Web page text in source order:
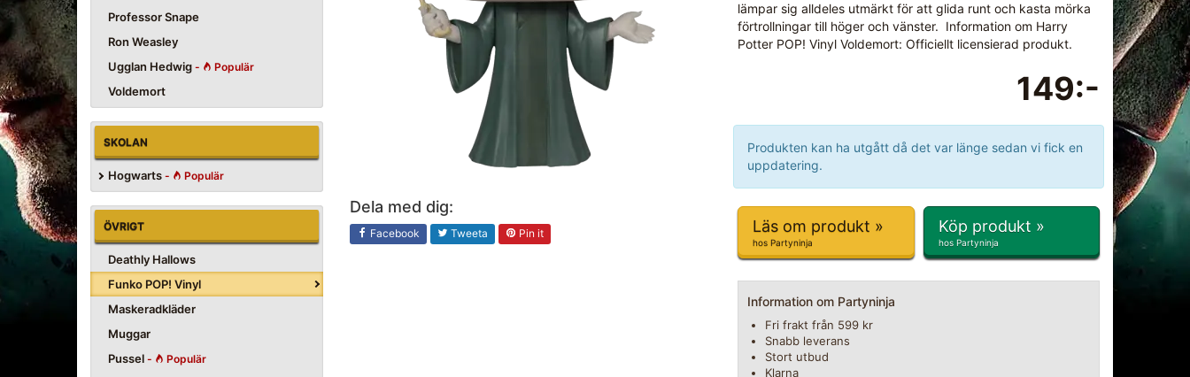
Professor Snape
Ron Weasley
Ugglan Hedwig - Populär
Voldemort
SKOLAN
Hogwarts - Populär
ÖVRIGT
Deathly Hallows
Funko POP! Vinyl
Maskeradkläder
Muggar
Pussel - Populär
Dela med dig:
Facebook Tweeta Pin it
lämpar sig alldeles utmärkt för att glida runt och kasta mörka
förtrollningar till höger och vänster. Information om Harry
Potter POP! Vinyl Voldemort: Officiellt licensierad produkt.
149:-
Produkten kan ha utgått då det var länge sedan vi fick en
uppdatering.
Läs om produkt »
hos Partyninja
Köp produkt »
hos Partyninja
Information om Partyninja
Fri frakt från 599 kr
Snabb leverans
Stort utbud
Klarna